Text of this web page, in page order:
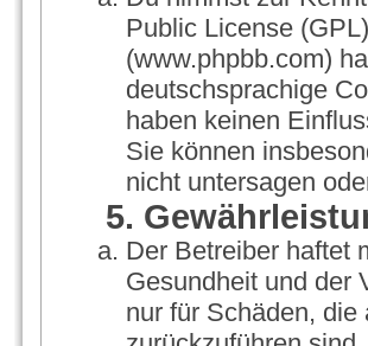
Public License
(www.phpbb.com)
deutschsprachige
haben keinen
Sie können
nicht untersagen
5.
Der Betreiber haftet
Gesundheit und der
nur für Schäden,